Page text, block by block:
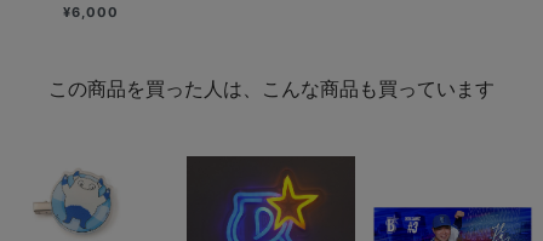
¥6,000
この商品を買った人は、こんな商品も買っています